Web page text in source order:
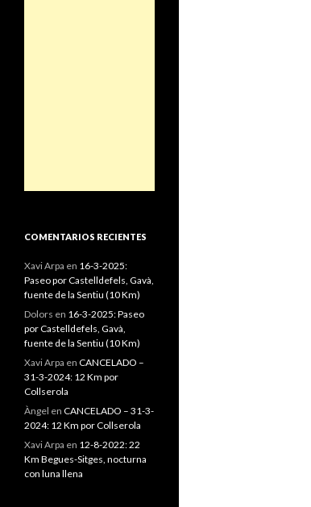
COMENTARIOS RECIENTES
Xavi Arpa en 16-3-2025:
Paseo por Castelldefels, Gavà,
fuente de la Sentiu (10 Km)
Dolors en 16-3-2025: Paseo
por Castelldefels, Gavà,
fuente de la Sentiu (10 Km)
Xavi Arpa en CANCELADO –
31-3-2024: 12 Km por
Collserola
Àngel en CANCELADO – 31-3-
2024: 12 Km por Collserola
Xavi Arpa en 12-8-2022: 22
Km Begues-Sitges, nocturna
con luna llena